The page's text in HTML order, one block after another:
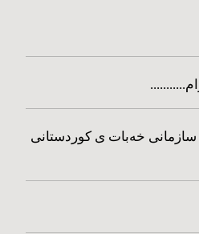
سازمانی خه‌بات ی کوردستانی